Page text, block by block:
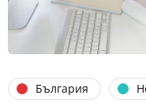
България